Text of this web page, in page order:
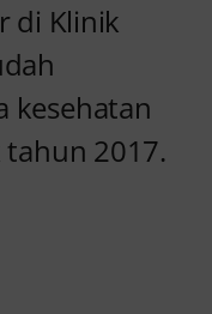
di Klinik
kesehatan
2017.
Sunat